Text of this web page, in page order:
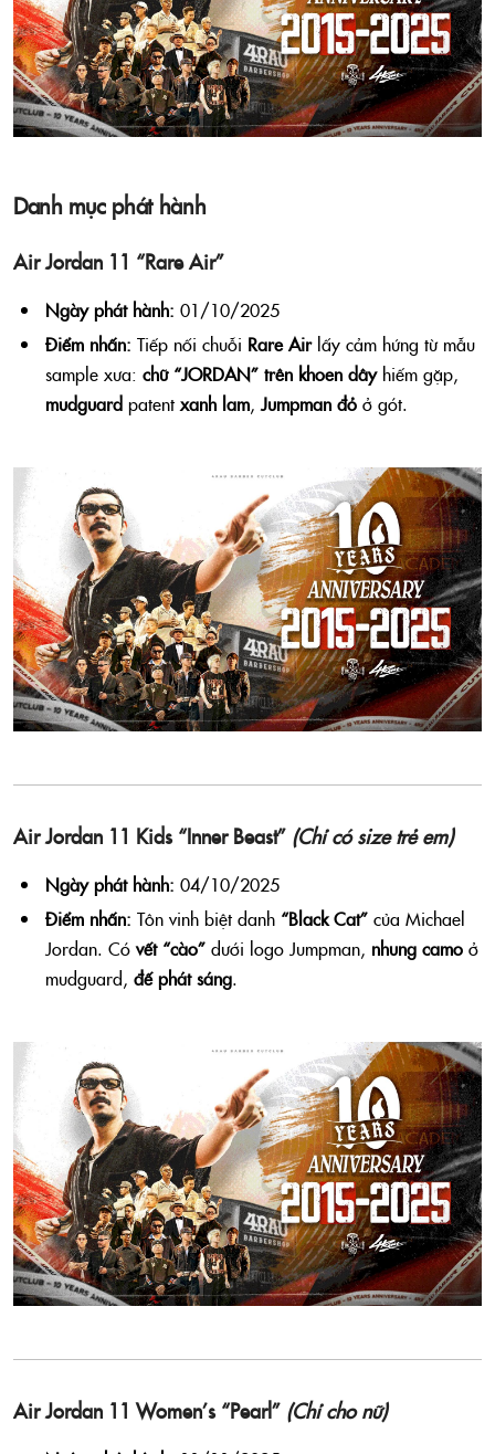
Danh mục phát hành
Air Jordan 11 “Rare Air”
Ngày phát hành: 01/10/2025
Điểm nhấn: Tiếp nối chuỗi Rare Airlấy cảm hứng từ mẫu
sample xưa: chữ “JORDAN” trên khoen dâyhiếm gặp,
mudguardpatent xanh lam, Jumpman đỏở gót.
Air Jordan 11 Kids “Inner Beast” (Chỉ có size trẻ em)
Ngày phát hành: 04/10/2025
Điểm nhấn: Tôn vinh biệt danh “Black Cat”của Michael
Jordan. Cóvết “cào”dưới logo Jumpman, nhung camoở
mudguard, đế phát sáng.
Air Jordan 11 Women’s “Pearl” (Chỉ cho nữ)